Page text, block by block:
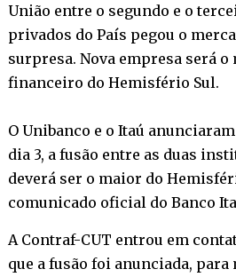
União entre o segundo e o
privados do País pegou o
surpresa. Nova empresa será
financeiro do Hemisfério Sul.
O Unibanco e o Itaú
dia 3, a fusão entre as duas
deverá ser o maior do
comunicado oficial do Banco
A Contraf-CUT entrou em
que a fusão foi anunciada,